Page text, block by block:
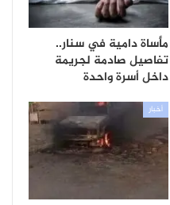
مأساة دامية في سنار..
تفاصيل صادمة لجريمة
داخل أسرة واحدة
أخبار